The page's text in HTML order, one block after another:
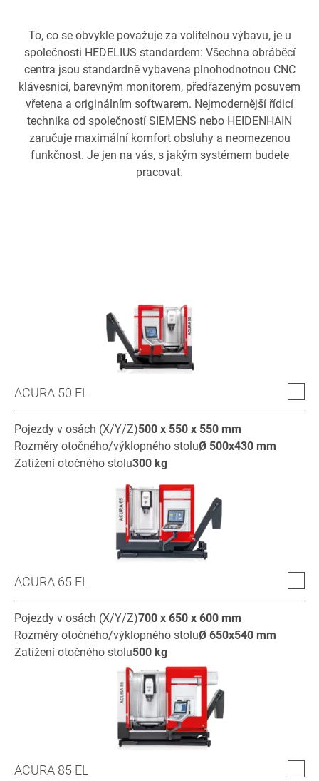
To, co se obvykle považuje za volitelnou výbavu, je u
společnosti HEDELIUS standardem: Všechna obráběcí
centra jsou standardně vybavena plnohodnotnou CNC
klávesnicí, barevným monitorem, předřazeným posuvem
vřetena a originálním softwarem. Nejmodernější řídicí
technika od společností SIEMENS nebo HEIDENHAIN
zaručuje maximální komfort obsluhy a neomezenou
funkčnost. Je jen na vás, s jakým systémem budete
pracovat.
ACURA 50 EL
Pojezdy v osách (X/Y/Z)500 x 550 x 550 mm
Rozměry otočného/výklopného stoluØ 500x430 mm
Zatížení otočného stolu300 kg
ACURA 65 EL
Pojezdy v osách (X/Y/Z)700 x 650 x 600 mm
Rozměry otočného/výklopného stoluØ 650x540 mm
Zatížení otočného stolu500 kg
ACURA 85 EL